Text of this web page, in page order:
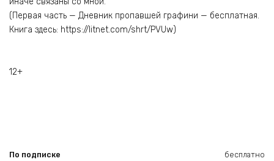
(Первая часть — Дневник пропавшей графини — бесплатная.
Книга здесь: https://litnet.com/shrt/PVUw)
12+
По подписке бесплатно